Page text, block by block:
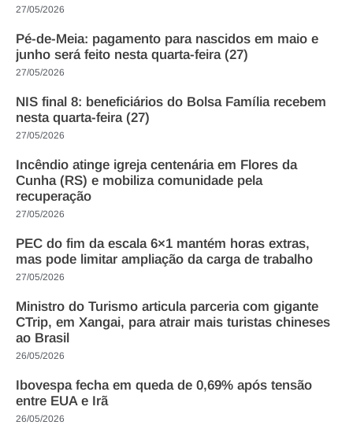
27/05/2026
Pé-de-Meia: pagamento para nascidos em maio e
junho será feito nesta quarta-feira (27)
27/05/2026
NIS final 8: beneficiários do Bolsa Família recebem
nesta quarta-feira (27)
27/05/2026
Incêndio atinge igreja centenária em Flores da
Cunha (RS) e mobiliza comunidade pela
recuperação
27/05/2026
PEC do fim da escala 6×1 mantém horas extras,
mas pode limitar ampliação da carga de trabalho
27/05/2026
Ministro do Turismo articula parceria com gigante
CTrip, em Xangai, para atrair mais turistas chineses
ao Brasil
26/05/2026
Ibovespa fecha em queda de 0,69% após tensão
entre EUA e Irã
26/05/2026